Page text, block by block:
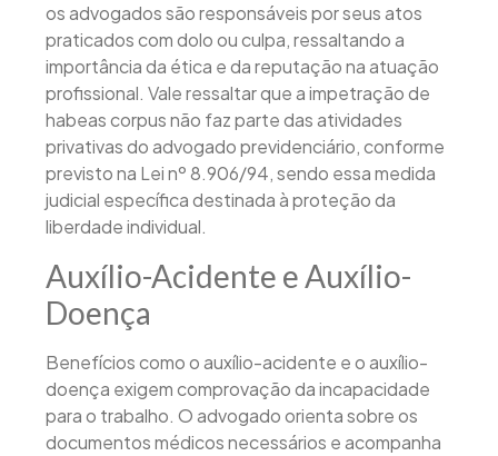
os advogados são responsáveis por seus atos
praticados com dolo ou culpa, ressaltando a
importância da ética e da reputação na atuação
profissional. Vale ressaltar que a impetração de
habeas corpus não faz parte das atividades
privativas do advogado previdenciário, conforme
previsto na Lei nº 8.906/94, sendo essa medida
judicial específica destinada à proteção da
liberdade individual.
Auxílio-Acidente e Auxílio-
Doença
Benefícios como o auxílio-acidente e o auxílio-
doença exigem comprovação da incapacidade
para o trabalho. O advogado orienta sobre os
documentos médicos necessários e acompanha